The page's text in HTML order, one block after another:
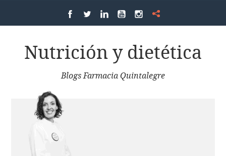
Nutrición y dietética
Blogs Farmacia Quintalegre